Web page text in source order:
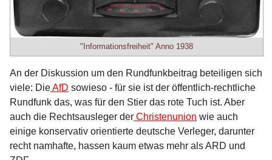
"Informationsfreiheit" Anno 1938
An der Diskussion um den Rundfunkbeitrag beteiligen sich
viele: DieAfD sowieso - für sie ist der öffentlich-rechtliche
Rundfunk das, was für den Stier das rote Tuch ist. Aber
auch die Rechtsausleger der Christenunion wie auch
einige konservativ orientierte deutsche Verleger, darunter
recht namhafte, hassen kaum etwas mehr als ARD und